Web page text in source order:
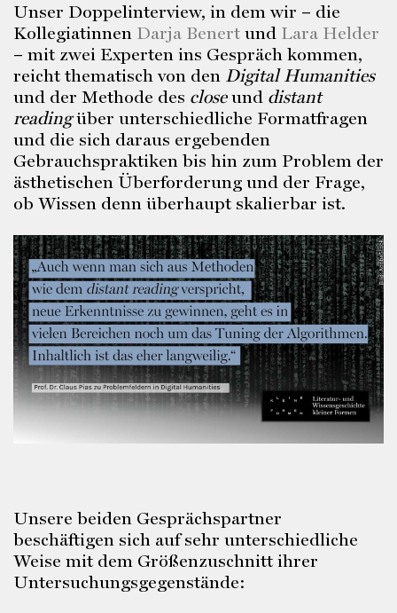
Unser Doppelinterview, in dem wir – die
Kollegiatinnen Darja Benert und Lara Helder
– mit zwei Experten ins Gespräch kommen,
reicht thematisch von den Digital Humanities
und der Methode des closeund distant
readingüber unterschiedliche Formatfragen
und die sich daraus ergebenden
Gebrauchspraktiken bis hin zum Problem der
ästhetischen Überforderung und der Frage,
ob Wissen denn überhaupt skalierbar ist.
Unsere beiden Gesprächspartner
beschäftigen sich auf sehr unterschiedliche
Weise mit dem Größenzuschnitt ihrer
Untersuchungsgegenstände: